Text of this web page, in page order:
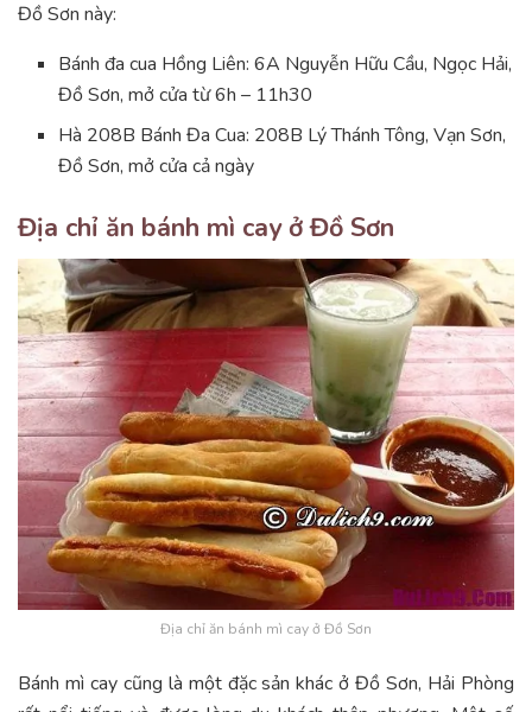
Đồ Sơn này:
Bánh đa cua Hồng Liên: 6A Nguyễn Hữu Cầu, Ngọc Hải,
Đồ Sơn, mở cửa từ 6h – 11h30
Hà 208B Bánh Đa Cua: 208B Lý Thánh Tông, Vạn Sơn,
Đồ Sơn, mở cửa cả ngày
Địa chỉ ăn bánh mì cay ở Đồ Sơn
Địa chỉ ăn bánh mì cay ở Đồ Sơn
Bánh mì cay cũng là một đặc sản khác ở Đồ Sơn, Hải Phòng